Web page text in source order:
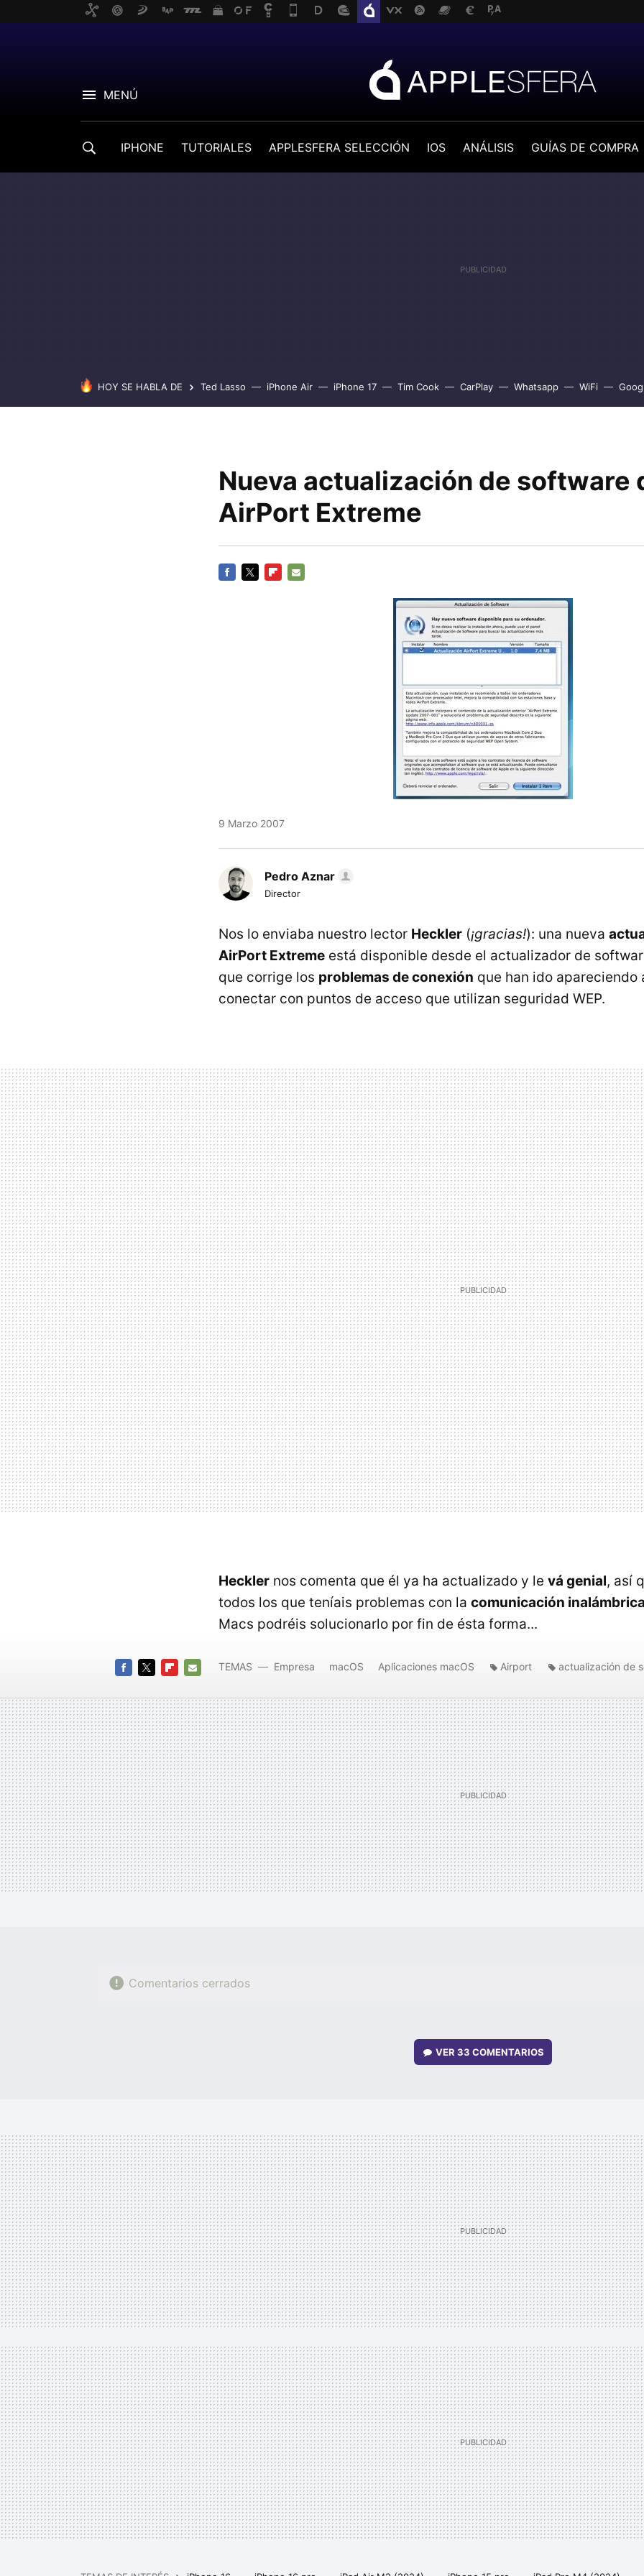
MENÚ
IPHONE TUTORIALES APPLESFERA SELECCIÓN IOS ANÁLISIS GUÍAS DE COMPRA
HOY SE HABLA DE Ted Lasso iPhone Air iPhone 17 Tim Cook CarPlay Whatsapp WiFi
Nueva actualización de software
AirPort Extreme
9 Marzo 2007
Pedro Aznar
Director
Nos lo enviaba nuestro lector Heckler (¡gracias!): una nueva
AirPort Extreme está disponible desde el actualizador de
que corrige los problemas de conexión que han ido apareciendo
conectar con puntos de acceso que utilizan seguridad WEP.
Heckler nos comenta que él ya ha actualizado y le vá genial, así
todos los que teníais problemas con la comunicación inalámbrica
Macs podréis solucionarlo por fin de ésta forma...
MAIL
TEMAS Empresa macOS Aplicaciones macOS Airport actualización de
Comentarios cerrados
VER33 COMENTARIOS